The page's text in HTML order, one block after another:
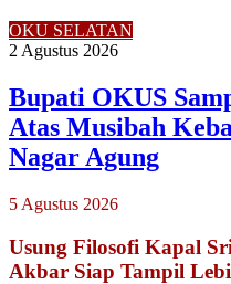
OKU SELATAN
2 Agustus 2026
Bupati OKUS
Atas Musibah
Nagar Agung
5 Agustus 2026
Usung Filosofi Kapal
Akbar Siap Tampil